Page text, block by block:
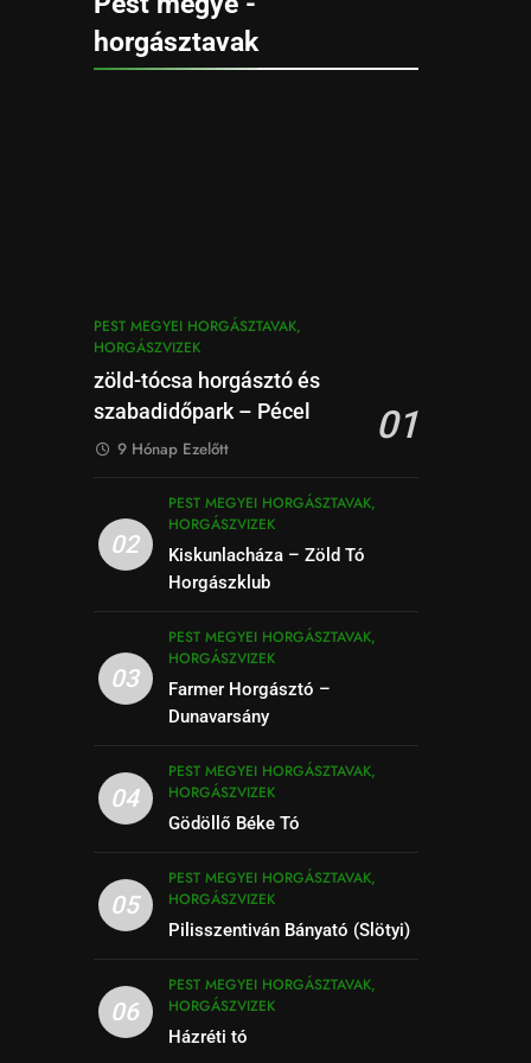
horgásztavak
PEST MEGYEI HORGÁSZTAVAK,
HORGÁSZVIZEK
zöld-tócsa horgásztó és
szabadidőpark – Pécel
01
9 Hónap Ezelőtt
02
PEST MEGYEI HORGÁSZTAVAK,
HORGÁSZVIZEK
Kiskunlacháza – Zöld Tó
Horgászklub
03
PEST MEGYEI HORGÁSZTAVAK,
HORGÁSZVIZEK
Farmer Horgásztó –
Dunavarsány
04
PEST MEGYEI HORGÁSZTAVAK,
HORGÁSZVIZEK
Gödöllő Béke Tó
05
PEST MEGYEI HORGÁSZTAVAK,
HORGÁSZVIZEK
Pilisszentiván Bányató (Slötyi)
06
PEST MEGYEI HORGÁSZTAVAK,
HORGÁSZVIZEK
Házréti tó